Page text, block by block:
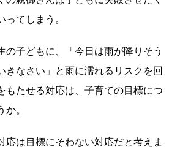
てしまう。
の子どもに、「今日は雨が降りそう
きなさい」と雨に濡れるリスクを回
もたせる対応は、子育ての目標につ
。
応は目標にそわない対応だと考えま